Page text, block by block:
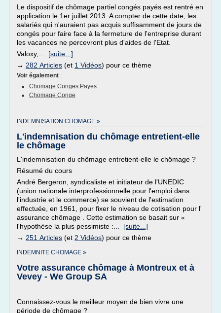
Le dispositif de chômage partiel congés payés est rentré en
application le 1er juillet 2013. A compter de cette date, les
salariés qui n'auraient pas acquis suffisamment de jours de
congés pour faire face à la fermeture de l'entreprise durant
les vacances ne percevront plus d'aides de l'Etat.
Valoxy,... [suite...]
→ 282 Articles (et 1 Vidéos) pour ce thème
Voir également :
Chomage Conges Payes
Chomage Conge
INDEMNISATION CHOMAGE »
L'indemnisation du chômage entretient-elle
le chômage
L'indemnisation du chômage entretient-elle le chômage ?
Résumé du cours
André Bergeron, syndicaliste et initiateur de l'UNEDIC
(union nationale interprofessionnelle pour l'emploi dans
l'industrie et le commerce) se souvient de l'estimation
effectuée, en 1961, pour fixer le niveau de cotisation pour l'
assurance chômage . Cette estimation se basait sur «
l'hypothèse la plus pessimiste :... [suite...]
→ 251 Articles (et 2 Vidéos) pour ce thème
INDEMNITE CHOMAGE »
Votre assurance chômage à Montreux et à
Vevey - We Group SA
Connaissez-vous le meilleur moyen de bien vivre une
période de chômage ?